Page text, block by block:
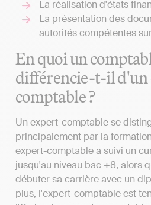
La réalisation d'états
La présentation des
autorités compétentes
En quoi un
différencie-t-il d'un
comptable ?
Un expert-comptable se
principalement par la
expert-comptable a suivi un
jusqu'au niveau bac +8, alors
débuter sa carrière avec un
plus, l'expert-comptable est